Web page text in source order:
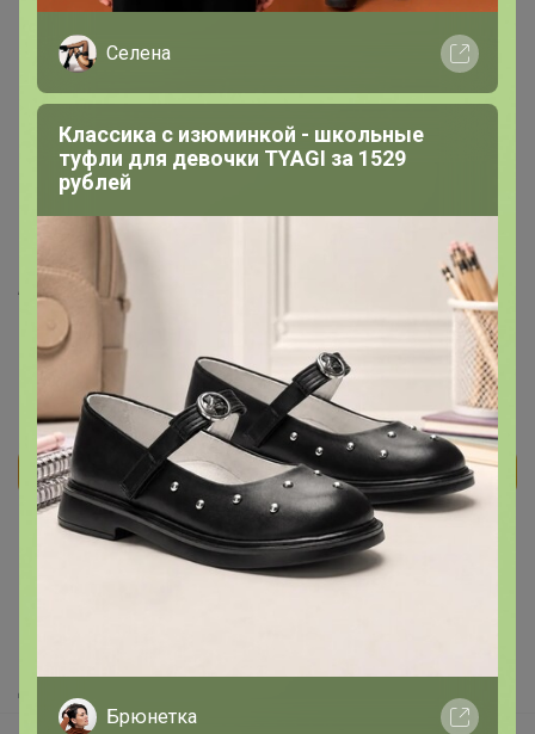
Друзья в клубе 1
Подпись
_________________
Елена
Реклама
Как здесь все устроено?
Доставка
Селена
Классика с изюминкой - школьные
туфли для девочки TYAGI за 1529
рублей
Брюнетка